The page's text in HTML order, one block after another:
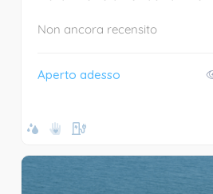
Non ancora recensito
Aperto adesso